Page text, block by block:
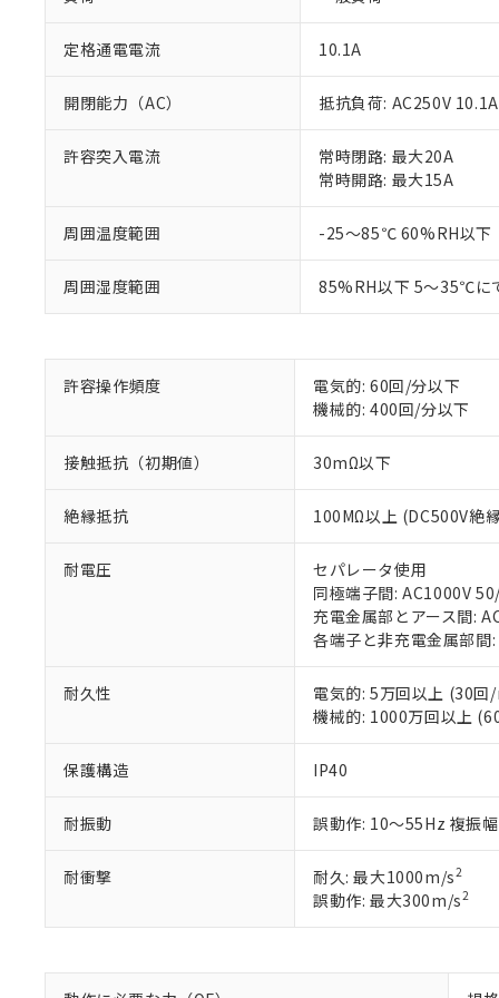
定格通電電流 10.1A
開閉能力（AC） 抵抗負荷: AC250V 10.1A
許容突入電流
常時閉路: 最大20A
常時開路: 最大15A
周囲温度範囲 -25～85℃ 60%RH以下
周囲湿度範囲 85%RH以下 5～35℃に
許容操作頻度
電気的: 60回/分以下
機械的: 400回/分以下
接触抵抗（初期値） 30mΩ以下
絶縁抵抗 100MΩ以上 (DC500V絶
耐電圧
セパレータ使用
同極端子間: AC1000V
充電金属部とアース間:
各端子と非充電金属部
耐久性
電気的: 5万回以上 (30
機械的: 1000万回以上
保護構造 IP40
耐振動 誤動作: 10～55Hz 複振
耐衝撃 耐久: 最大1000m/s2
誤動作: 最大300m/s2
以下の条件をお読
当社制御機
在庫状況お
のであり、
い。
正式な納期
当社販売員
オムロン制御
在庫状況お
マイパーツ
ている必要が
お客様が当
さい。
※当社の共同
※1 対応状況
対応済み：EU
対応予定：EU
仕入先様の事情
があります。
鉛(Pb) 1000ppm以下、
フタル酸ビス(2-エチル
ル（DBP） 1000ppm以
但し、RoHS指令で産業
フタル酸エステル類の
※2 対応予定月
部品在庫の切り
※3 非含有証明
下記の非含有証明
EU RoHS指令（
51物質の非含有証
※本証明書は発行
また、RoHS指
※1 中国
「○」：最大均質
「×」：最大均質
「－」：未確認で
*中国RoHS10物質の基
Pb(鉛) :1000ppm、 Hg(
Cr(Ⅵ)(六価クロム) :
DEHP(フタル酸ビス(2-
※2 環境保護使
「ｅ」：有害物質
「10」：通常の使
などの必要
当社は規制
ます。
当社は貴社
置等に一切
当社は、貴
また当社は
△ 一定数
－
在庫な
機器販
空
受注生